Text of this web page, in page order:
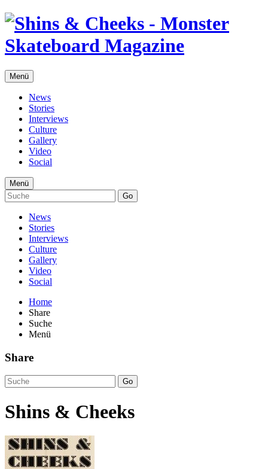
Menü
News
Stories
Interviews
Culture
Gallery
Video
Social
Menü
Go
News
Stories
Interviews
Culture
Gallery
Video
Social
Home
Share
Suche
Menü
Share
Go
Shins & Cheeks